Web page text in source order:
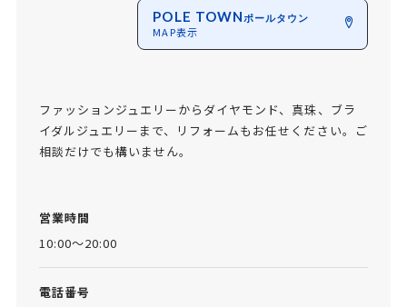
POLE TOWN ポールタウン
MAP表示
ファッションジュエリーからダイヤモンド、真珠、ブラ
イダルジュエリーまで、リフォームもお任せください。ご
相談だけでも構いません。
営業時間
10:00～20:00
電話番号